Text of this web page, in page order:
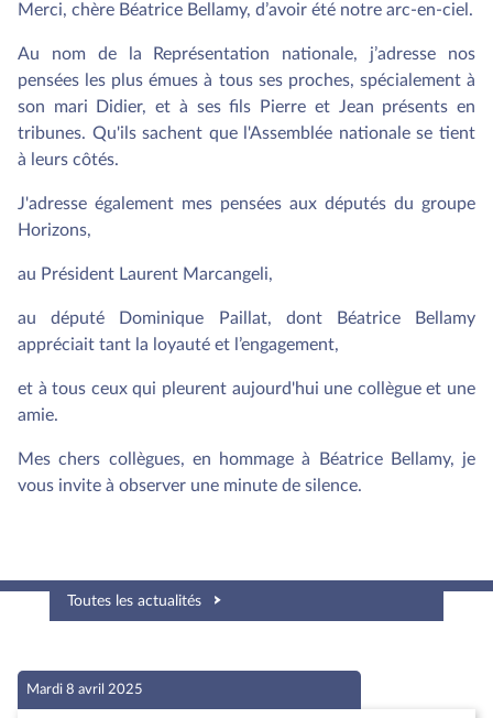
Merci, chère Béatrice Bellamy, d’avoir été notre arc-en-ciel.
Au nom de la Représentation nationale, j’adresse nos
pensées les plus émues à tous ses proches, spécialement à
son mari Didier, et à ses fils Pierre et Jean présents en
tribunes. Qu'ils sachent que l'Assemblée nationale se tient
à leurs côtés.
J'adresse également mes pensées aux députés du groupe
Horizons,
au Président Laurent Marcangeli,
au député Dominique Paillat, dont Béatrice Bellamy
appréciait tant la loyauté et l’engagement,
et à tous ceux qui pleurent aujourd'hui une collègue et une
amie.
Mes chers collègues, en hommage à Béatrice Bellamy, je
vous invite à observer une minute de silence.
Toutes les actualités
Mardi 8 avril 2025